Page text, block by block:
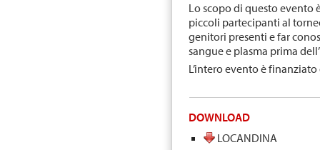
Lo scopo di questo evento
piccoli partecipanti al
genitori presenti e far
sangue e plasma prima
L’intero evento è
DOWNLOAD
LOCANDINA